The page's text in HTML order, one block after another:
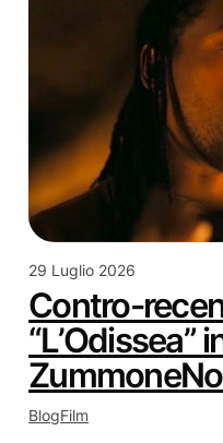
29 Luglio 2026
Contro-
“L’Odissea”
BlogFilm